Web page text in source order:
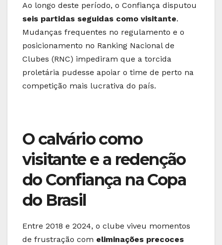
Ao longo deste período, o Confiança disputou
seis partidas seguidas como visitante.
Mudanças frequentes no regulamento e o
posicionamento no Ranking Nacional de
Clubes (RNC) impediram que a torcida
proletária pudesse apoiar o time de perto na
competição mais lucrativa do país.
O calvário como
visitante e a redenção
do Confiança na Copa
do Brasil
Entre 2018 e 2024, o clube viveu momentos
de frustração com eliminações precoces